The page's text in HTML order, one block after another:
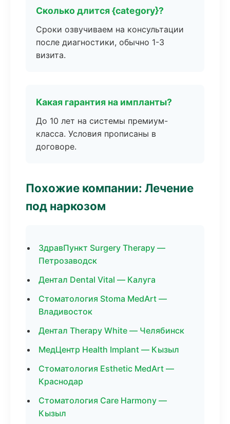
Сколько длится {category}?
Сроки озвучиваем на консультации
после диагностики, обычно 1-3
визита.
Какая гарантия на импланты?
До 10 лет на системы премиум-
класса. Условия прописаны в
договоре.
Похожие компании: Лечение
под наркозом
ЗдравПункт Surgery Therapy —
Петрозаводск
Дентал Dental Vital — Калуга
Стоматология Stoma MedArt —
Владивосток
Дентал Therapy White — Челябинск
МедЦентр Health Implant — Кызыл
Стоматология Esthetic MedArt —
Краснодар
Стоматология Care Harmony —
Кызыл